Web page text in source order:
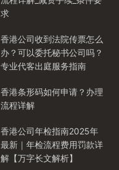
求
香港公司收到法院传票怎么
办？可以委托秘书公司吗？
专业代客出庭服务指南
香港条形码如何申请？办理
流程详解
香港公司年检指南2025年
最新｜年检流程费用罚款详
解【万字长文解析】